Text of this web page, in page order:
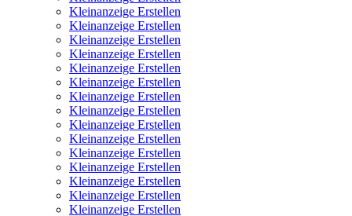
Kleinanzeige Erstellen
Kleinanzeige Erstellen
Kleinanzeige Erstellen
Kleinanzeige Erstellen
Kleinanzeige Erstellen
Kleinanzeige Erstellen
Kleinanzeige Erstellen
Kleinanzeige Erstellen
Kleinanzeige Erstellen
Kleinanzeige Erstellen
Kleinanzeige Erstellen
Kleinanzeige Erstellen
Kleinanzeige Erstellen
Kleinanzeige Erstellen
Kleinanzeige Erstellen